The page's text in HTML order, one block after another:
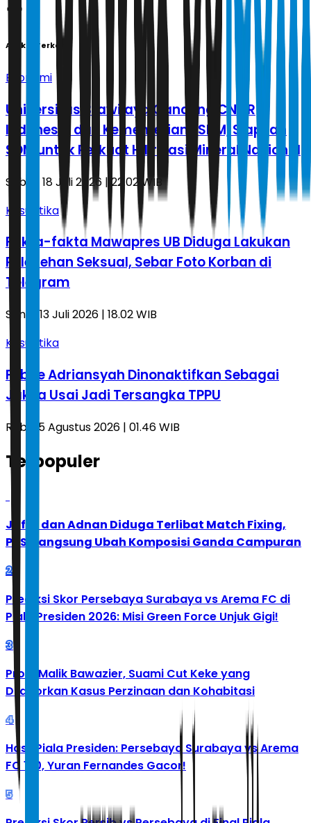
Artikel Terkait
Ekonomi
Universitas Brawijaya Gandeng CNGR
Indonesia dan Kementerian ESDM, Siapkan
SDM untuk Perkuat Hilirisasi Mineral Nasional
Sabtu, 18 Juli 2026 | 22.02 WIB
Kasuistika
Fakta-fakta Mawapres UB Diduga Lakukan
Pelecehan Seksual, Sebar Foto Korban di
Telegram
Senin, 13 Juli 2026 | 18.02 WIB
Kasuistika
Febrie Adriansyah Dinonaktifkan Sebagai
Jaksa Usai Jadi Tersangka TPPU
Rabu, 5 Agustus 2026 | 01.46 WIB
Terpopuler
Jafar dan Adnan Diduga Terlibat Match Fixing,
PBSI Langsung Ubah Komposisi Ganda Campuran
2
Prediksi Skor Persebaya Surabaya vs Arema FC di
Piala Presiden 2026: Misi Green Force Unjuk Gigi!
3
Profil Malik Bawazier, Suami Cut Keke yang
Dilaporkan Kasus Perzinaan dan Kohabitasi
4
Hasil Piala Presiden: Persebaya Surabaya vs Arema
FC 1-0, Yuran Fernandes Gacor!
5